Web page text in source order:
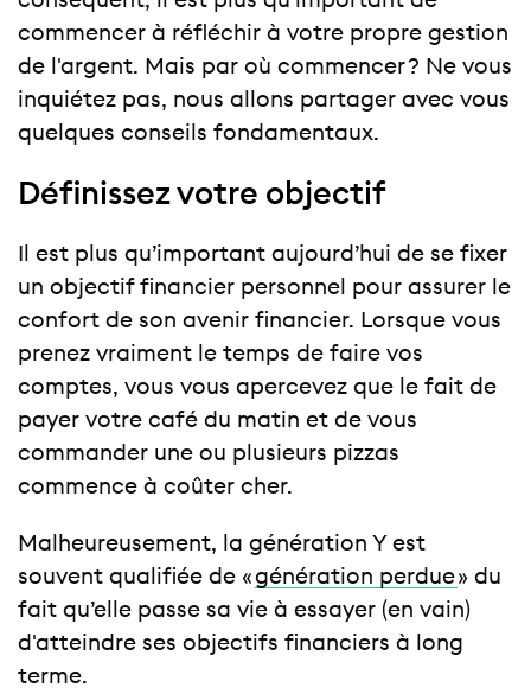
commencer à réfléchir à votre propre gestion
de l'argent. Mais par où commencer ? Ne vous
inquiétez pas, nous allons partager avec vous
quelques conseils fondamentaux.
Définissez votre objectif
Il est plus qu’important aujourd’hui de se fixer
un objectif financier personnel pour assurer le
confort de son avenir financier. Lorsque vous
prenez vraiment le temps de faire vos
comptes, vous vous apercevez que le fait de
payer votre café du matin et de vous
commander une ou plusieurs pizzas
commence à coûter cher.
Malheureusement, la génération Y est
souvent qualifiée de «génération perdue» du
fait qu’elle passe sa vie à essayer (en vain)
d'atteindre ses objectifs financiers à long
terme.